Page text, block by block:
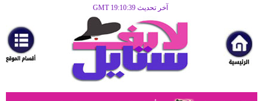
آخر تحديث GMT 19:10:39
مرأة
أزياء
أزياء